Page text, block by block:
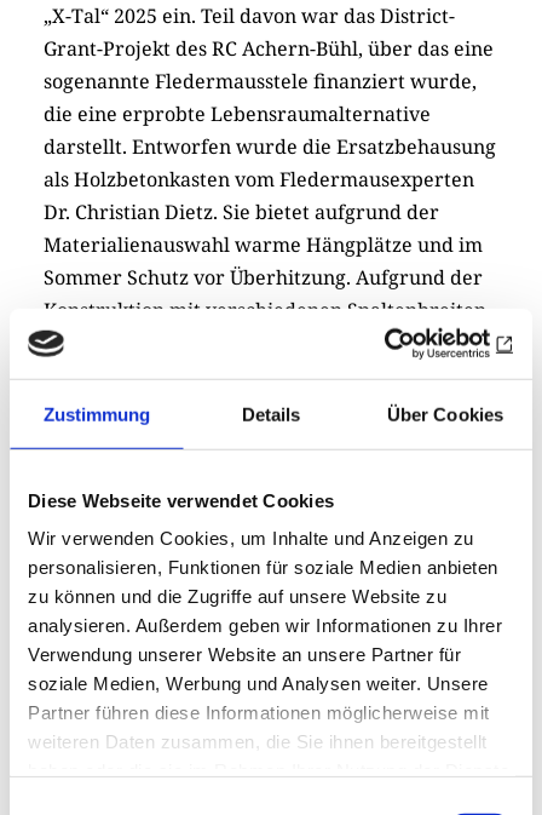
Zustimmung Details Über Cookies
Diese Webseite verwendet Cookies
Wir verwenden Cookies, um Inhalte und Anzeigen zu
personalisieren, Funktionen für soziale Medien anbieten
zu können und die Zugriffe auf unsere Website zu
analysieren. Außerdem geben wir Informationen zu Ihrer
Verwendung unserer Website an unsere Partner für
soziale Medien, Werbung und Analysen weiter. Unsere
Partner führen diese Informationen möglicherweise mit
weiteren Daten zusammen, die Sie ihnen bereitgestellt
„X-Tal“ 2025 ein. Teil davon war das District-
Grant-Projekt des RC Achern-Bühl, über das eine
sogenannte Fledermausstele finanziert wurde,
die eine erprobte Lebensraumalternative
darstellt. Entworfen wurde die Ersatzbehausung
als Holzbetonkasten vom Fledermausexperten
Dr. Christian Dietz. Sie bietet aufgrund der
Materialienauswahl warme Hängplätze und im
Sommer Schutz vor Überhitzung. Aufgrund der
Konstruktion mit verschiedenen Spaltenbreiten
finden auch verschiedene Fledermausarten ein
neues Zuhause. Fledermauskästen mit
zugehöriger Stele können nach regionalen
Bedürfnissen angepasst werden. Für das
4000 Euro.
In dem Beispiel leistet die Rotary Foundation
einen Beitrag zur Anschubfinanzierung. Das
Projektteam greift für die Umsetzung auf die
Expertise des Nabu zurück, der im Weiteren die
Dauerpflege übernimmt.
Bei anstehenden Clubprojekten sollten District
Grants als mögliche Fördermittel nicht vergessen